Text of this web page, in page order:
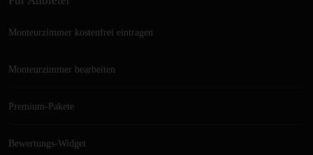
Monteurzimmer kostenfrei eintragen
Monteurzimmer bearbeiten
Premium-Pakete
Bewertungs-Widget